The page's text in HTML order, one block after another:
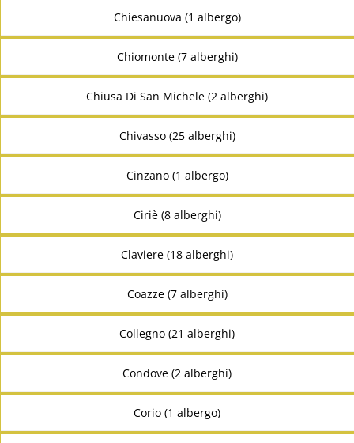
Chiesanuova (1 albergo)
Chiomonte (7 alberghi)
Chiusa Di San Michele (2 alberghi)
Chivasso (25 alberghi)
Cinzano (1 albergo)
Ciriè (8 alberghi)
Claviere (18 alberghi)
Coazze (7 alberghi)
Collegno (21 alberghi)
Condove (2 alberghi)
Corio (1 albergo)